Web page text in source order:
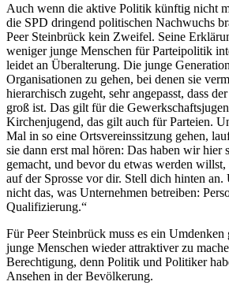
Auch wenn die aktive Politik künftig nicht
die SPD dringend politischen Nachwuchs
Peer Steinbrück kein Zweifel. Seine
weniger junge Menschen für Parteipolitik
leidet an Überalterung. Die junge
Organisationen zu gehen, bei denen sie
hierarchisch zugeht, sehr angepasst, dass
groß ist. Das gilt für die
Kirchenjugend, das gilt auch für Parteien.
Mal in so eine Ortsvereinssitzung gehen,
sie dann erst mal hören: Das haben wir hier
gemacht, und bevor du etwas werden willst,
auf der Sprosse vor dir. Stell dich hinten an.
nicht das, was Unternehmen betreiben:
Qualifizierung.“
Für Peer Steinbrück muss es ein
junge Menschen wieder attraktiver zu
Berechtigung, denn Politik und Politiker
Ansehen in der Bevölkerung.